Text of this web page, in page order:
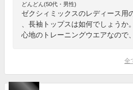
どんどん(50代・男性)
ゼクシィミックスのレディース用
、長袖トップスは如何でしょう
心地のトレーニングウエアなので
全